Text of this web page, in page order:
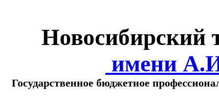
Новосибирский
имени
Государственное бюджетное